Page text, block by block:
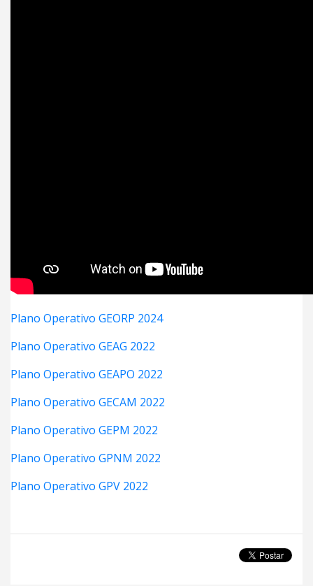
Plano Operativo GEORP 2024
Plano Operativo GEAG 2022
Plano Operativo GEAPO 2022
Plano Operativo GECAM 2022
Plano Operativo GEPM 2022
Plano Operativo GPNM 2022
Plano Operativo GPV 2022